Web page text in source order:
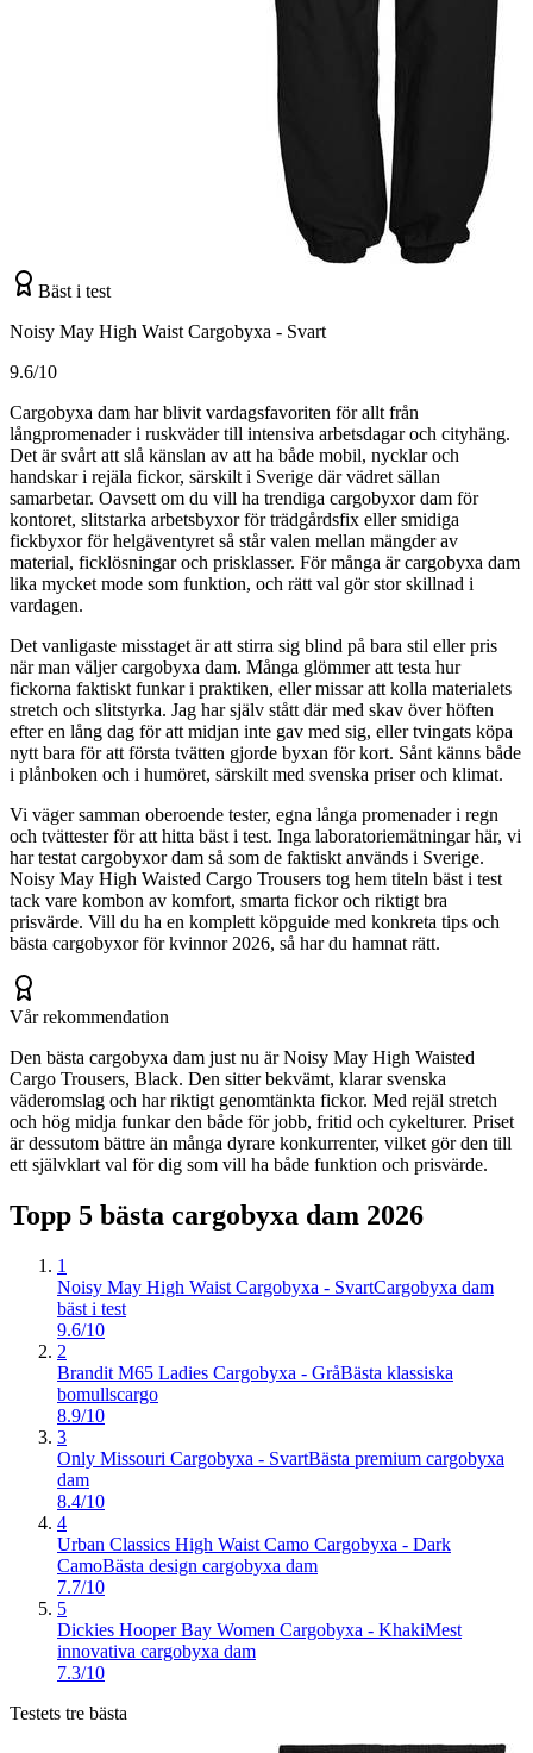
Bäst i test
Noisy May High Waist Cargobyxa - Svart
9.6/10
Cargobyxa dam har blivit vardagsfavoriten för allt från
långpromenader i ruskväder till intensiva arbetsdagar och cityhäng.
Det är svårt att slå känslan av att ha både mobil, nycklar och
handskar i rejäla fickor, särskilt i Sverige där vädret sällan
samarbetar. Oavsett om du vill ha trendiga cargobyxor dam för
kontoret, slitstarka arbetsbyxor för trädgårdsfix eller smidiga
fickbyxor för helgäventyret så står valen mellan mängder av
material, ficklösningar och prisklasser. För många är cargobyxa dam
lika mycket mode som funktion, och rätt val gör stor skillnad i
vardagen.
Det vanligaste misstaget är att stirra sig blind på bara stil eller pris
när man väljer cargobyxa dam. Många glömmer att testa hur
fickorna faktiskt funkar i praktiken, eller missar att kolla materialets
stretch och slitstyrka. Jag har själv stått där med skav över höften
efter en lång dag för att midjan inte gav med sig, eller tvingats köpa
nytt bara för att första tvätten gjorde byxan för kort. Sånt känns både
i plånboken och i humöret, särskilt med svenska priser och klimat.
Vi väger samman oberoende tester, egna långa promenader i regn
och tvättester för att hitta bäst i test. Inga laboratoriemätningar här, vi
har testat cargobyxor dam så som de faktiskt används i Sverige.
Noisy May High Waisted Cargo Trousers tog hem titeln bäst i test
tack vare kombon av komfort, smarta fickor och riktigt bra
prisvärde. Vill du ha en komplett köpguide med konkreta tips och
bästa cargobyxor för kvinnor 2026, så har du hamnat rätt.
Vår rekommendation
Den bästa cargobyxa dam just nu är Noisy May High Waisted
Cargo Trousers, Black. Den sitter bekvämt, klarar svenska
väderomslag och har riktigt genomtänkta fickor. Med rejäl stretch
och hög midja funkar den både för jobb, fritid och cykelturer. Priset
är dessutom bättre än många dyrare konkurrenter, vilket gör den till
ett självklart val för dig som vill ha både funktion och prisvärde.
Topp 5 bästa cargobyxa dam 2026
1
Noisy May High Waist Cargobyxa - SvartCargobyxa dam
bäst i test
9.6/10
2
Brandit M65 Ladies Cargobyxa - GråBästa klassiska
bomullscargo
8.9/10
3
Only Missouri Cargobyxa - SvartBästa premium cargobyxa
dam
8.4/10
4
Urban Classics High Waist Camo Cargobyxa - Dark
CamoBästa design cargobyxa dam
7.7/10
5
Dickies Hooper Bay Women Cargobyxa - KhakiMest
innovativa cargobyxa dam
7.3/10
Testets tre bästa